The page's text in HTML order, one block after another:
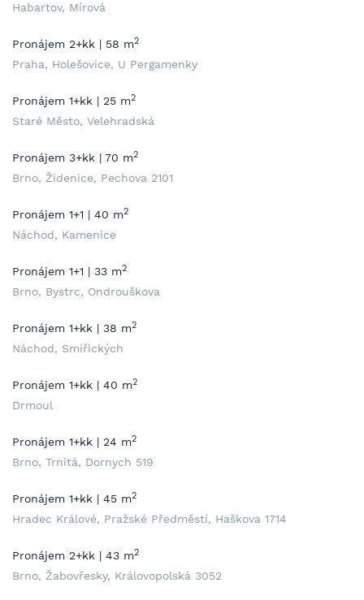
Habartov, Mírová
Pronájem 2+kk | 58 m2
Praha, Holešovice, U Pergamenky
Pronájem 1+kk | 25 m2
Staré Město, Velehradská
Pronájem 3+kk | 70 m2
Brno, Židenice, Pechova 2101
Pronájem 1+1 | 40 m2
Náchod, Kamenice
Pronájem 1+1 | 33 m2
Brno, Bystrc, Ondrouškova
Pronájem 1+kk | 38 m2
Náchod, Smiřických
Pronájem 1+kk | 40 m2
Drmoul
Pronájem 1+kk | 24 m2
Brno, Trnitá, Dornych 519
Pronájem 1+kk | 45 m2
Hradec Králové, Pražské Předměstí, Haškova 1714
Pronájem 2+kk | 43 m2
Brno, Žabovřesky, Královopolská 3052